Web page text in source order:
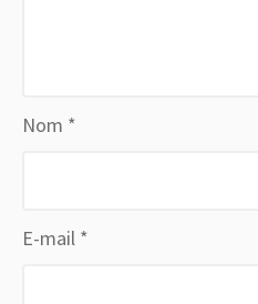
Nom *
E-mail *